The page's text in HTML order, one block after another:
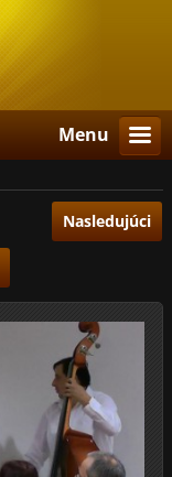
Menu
Nasledujúci